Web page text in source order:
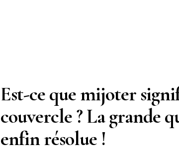
Est-ce que mijoter
couvercle ? La grande
enfin résolue !